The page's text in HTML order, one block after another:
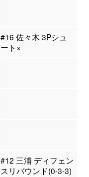
#16 佐々木 3Pシュ
ート×
#12 三浦 ディフェン
スリバウンド(0-3-3)